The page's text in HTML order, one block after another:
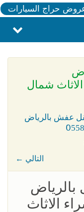
حراج السيارات
الاثاث شمال
عفش بالرياض
← التالي
بالرياض
شراء الاثاث